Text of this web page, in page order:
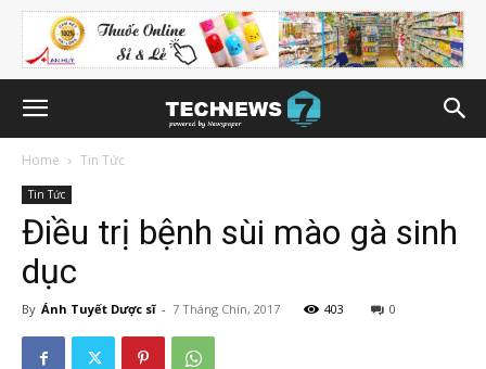
Home Tin Tức
Tin Tức
Điều trị bệnh sùi mào gà sinh
dục
By Ánh Tuyết Dược sĩ - 7 Tháng Chín, 2017 403 0